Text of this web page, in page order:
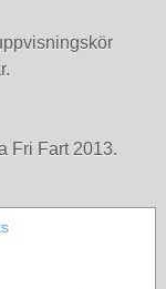
Fri Fart 2013.